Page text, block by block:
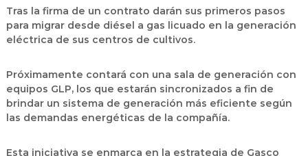
Tras la firma de un contrato darán sus primeros pasos
para migrar desde diésel a gas licuado en la generación
eléctrica de sus centros de cultivos.
Próximamente contará con una sala de generación con
equipos GLP, los que estarán sincronizados a fin de
brindar un sistema de generación más eficiente según
las demandas energéticas de la compañía.
Esta iniciativa se enmarca en la estrategia de Gasco